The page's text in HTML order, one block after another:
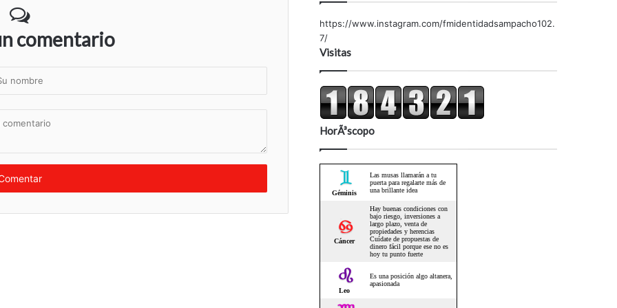
comentario
https://www.instagram.com/fmidentidadsampacho102.
7/
Visitas
HorÃ³scopo